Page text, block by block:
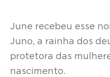
June recebeu esse
Juno, a rainha dos
protetora das
nascimento.